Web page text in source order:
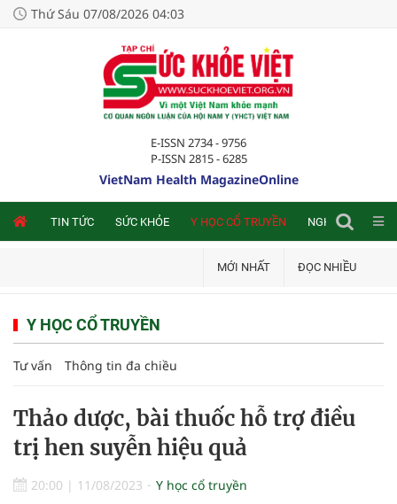
Thứ Sáu 07/08/2026 04:03
E-ISSN 2734 - 9756
P-ISSN 2815 - 6285
VietNam Health MagazineOnline
TIN TỨC SỨC KHỎE Y HỌC CỔ TRUYỀN NGHIÊN CỨU
MỚI NHẤT ĐỌC NHIỀU
Y HỌC CỔ TRUYỀN
Tư vấn Thông tin đa chiều
Thảo dược, bài thuốc hỗ trợ điều
trị hen suyễn hiệu quả
20:00 | 11/08/2023 Y học cổ truyền